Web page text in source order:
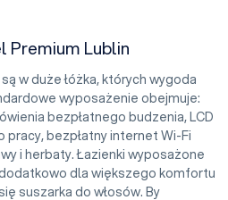
Premium Lublin
w duże łóżka, których wygoda
wyposażenie obejmuje:
bezpłatnego budzenia, LCD
pracy, bezpłatny internet Wi-Fi
i herbaty. Łazienki wyposażone
dla większego komfortu
suszarka do włosów. By